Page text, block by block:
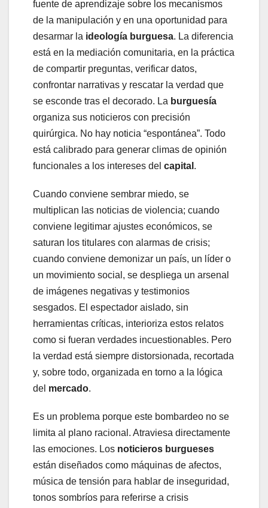
fuente de aprendizaje sobre los mecanismos
de la manipulación y en una oportunidad para
desarmar la ideología burguesa. La diferencia
está en la mediación comunitaria, en la práctica
de compartir preguntas, verificar datos,
confrontar narrativas y rescatar la verdad que
se esconde tras el decorado. La burguesía
organiza sus noticieros con precisión
quirúrgica. No hay noticia “espontánea”. Todo
está calibrado para generar climas de opinión
funcionales a los intereses del capital .
Cuando conviene sembrar miedo, se
multiplican las noticias de violencia; cuando
conviene legitimar ajustes económicos, se
saturan los titulares con alarmas de crisis;
cuando conviene demonizar un país, un líder o
un movimiento social, se despliega un arsenal
de imágenes negativas y testimonios
sesgados. El espectador aislado, sin
herramientas críticas, interioriza estos relatos
como si fueran verdades incuestionables. Pero
la verdad está siempre distorsionada, recortada
y, sobre todo, organizada en torno a la lógica
del mercado.
Es un problema porque este bombardeo no se
limita al plano racional. Atraviesa directamente
las emociones. Los noticieros burgueses
están diseñados como máquinas de afectos,
música de tensión para hablar de inseguridad,
tonos sombríos para referirse a crisis